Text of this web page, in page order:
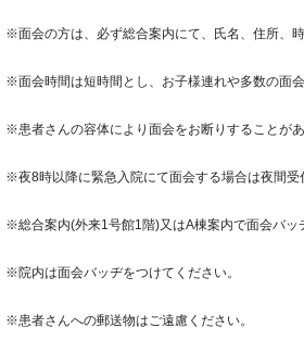
※面会の方は、必ず総合案内にて、氏名、住所、
※面会時間は短時間とし、お子様連れや多数の面会
※患者さんの容体により面会をお断りすることが
※夜8時以降に緊急入院にて面会する場合は夜間
※総合案内(外来1号館1階)又はA棟案内で面会バ
※院内は面会バッヂをつけてください。
※患者さんへの郵送物はご遠慮ください。